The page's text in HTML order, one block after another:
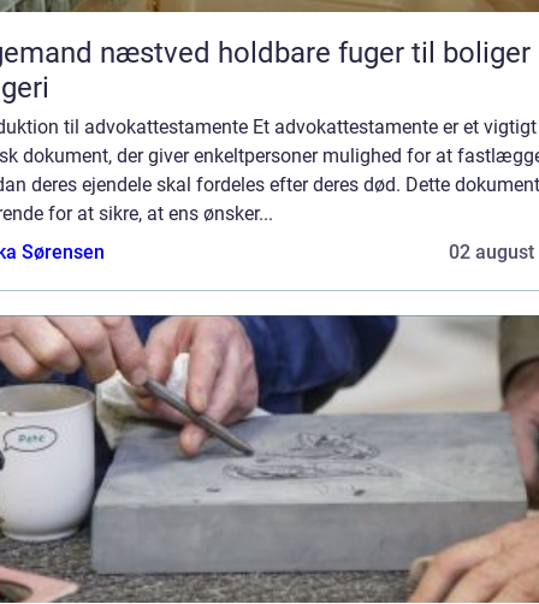
næstved holdbare fuger til boliger og
til advokattestamente Et advokattestamente er et vigtigt
dokument, der giver enkeltpersoner mulighed for at
deres ejendele skal fordeles efter deres død. Dette
for at sikre, at ens ønsker...
Sørensen
02 august